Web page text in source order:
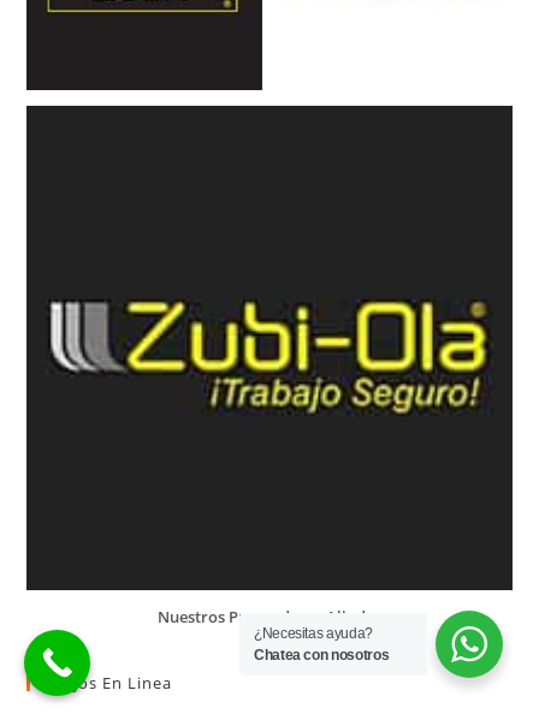
Nuestros Proveedores Aliados
Pagos En Linea
¿Necesitas ayuda?
Chatea con nosotros